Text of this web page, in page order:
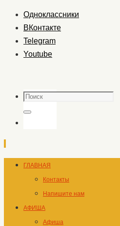
Одноклассники
ВКонтакте
Telegram
Youtube
Поиск
Поиск
Перейти
содержимому
ГЛАВНАЯ
Контакты
Напишите нам
АФИША
Афиша